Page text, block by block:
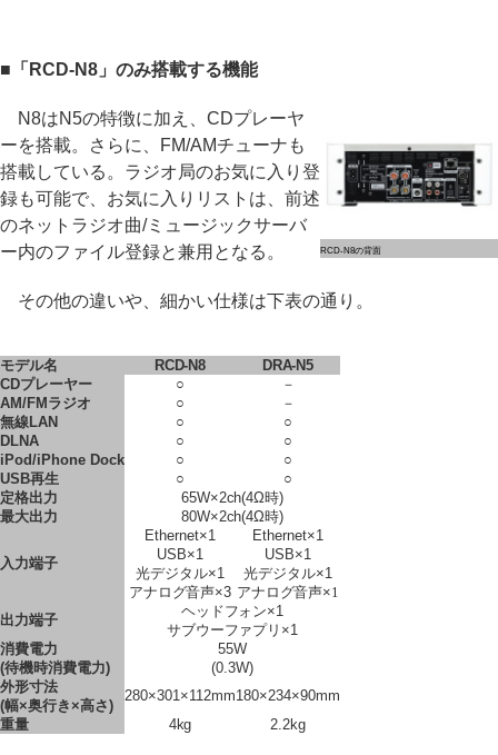
■「RCD-N8」のみ搭載する機能
RCD-N8の背面
N8はN5の特徴に加え、CDプレーヤ
ーを搭載。さらに、FM/AMチューナも
搭載している。ラジオ局のお気に入り登
録も可能で、お気に入りリストは、前述
のネットラジオ曲/ミュージックサーバ
ー内のファイル登録と兼用となる。
その他の違いや、細かい仕様は下表の通り。
モデル名 RCD-N8
DRA-N5
CDプレーヤー
○
－
AM/FMラジオ
○
－
無線LAN
○
○
DLNA
○
○
iPod/iPhone Dock
○
○
USB再生
○
○
定格出力
65W×2ch(4Ω時)
最大出力
80W×2ch(4Ω時)
入力端子
Ethernet×1
USB×1
光デジタル×1
アナログ音声×3
Ethernet×1
USB×1
光デジタル×1
アナログ音声×1
出力端子
ヘッドフォン×1
サブウーファプリ×1
消費電力
(待機時消費電力)
55W
(0.3W)
外形寸法
(幅×奥行き×高さ)
280×301×112mm180×234×90mm
重量
4kg 2.2kg